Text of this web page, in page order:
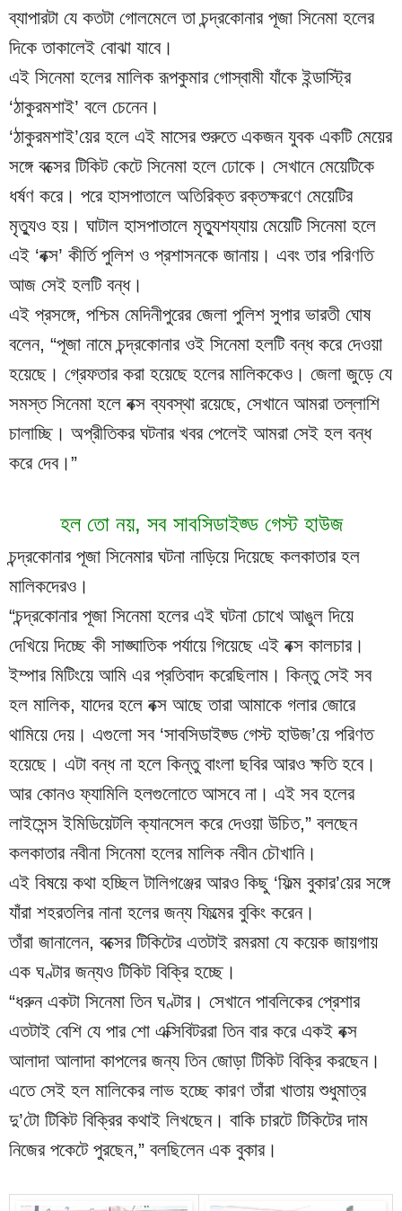
ব্যাপারটা যে কতটা গোলমেলে তা চন্দ্রকোনার পূজা সিনেমা হলের
দিকে তাকালেই বোঝা যাবে।
এই সিনেমা হলের মালিক রূপকুমার গোস্বামী যাঁকে ইন্ডাস্ট্রি
‘ঠাকুরমশাই’ বলে চেনেন।
‘ঠাকুরমশাই’য়ের হলে এই মাসের শুরুতে একজন যুবক একটি মেয়ের
সঙ্গে বক্সের টিকিট কেটে সিনেমা হলে ঢোকে। সেখানে মেয়েটিকে
ধর্ষণ করে। পরে হাসপাতালে অতিরিক্ত রক্তক্ষরণে মেয়েটির
মৃত্যুও হয়। ঘাটাল হাসপাতালে মৃত্যুশয্যায় মেয়েটি সিনেমা হলে
এই ‘বক্স’ কীর্তি পুলিশ ও প্রশাসনকে জানায়। এবং তার পরিণতি
আজ সেই হলটি বন্ধ।
এই প্রসঙ্গে, পশ্চিম মেদিনীপুরের জেলা পুলিশ সুপার ভারতী ঘোষ
বলেন, “পূজা নামে চন্দ্রকোনার ওই সিনেমা হলটি বন্ধ করে দেওয়া
হয়েছে। গ্রেফতার করা হয়েছে হলের মালিককেও। জেলা জুড়ে যে
সমস্ত সিনেমা হলে বক্স ব্যবস্থা রয়েছে, সেখানে আমরা তল্লাশি
চালাচ্ছি। অপ্রীতিকর ঘটনার খবর পেলেই আমরা সেই হল বন্ধ
করে দেব।”
হল তো নয়, সব সাবসিডাইজ্ড গেস্ট হাউজ
চন্দ্রকোনার পূজা সিনেমার ঘটনা নাড়িয়ে দিয়েছে কলকাতার হল
মালিকদেরও।
“চন্দ্রকোনার পূজা সিনেমা হলের এই ঘটনা চোখে আঙুল দিয়ে
দেখিয়ে দিচ্ছে কী সাঙ্ঘাতিক পর্যায়ে গিয়েছে এই বক্স কালচার।
ইম্পার মিটিংয়ে আমি এর প্রতিবাদ করেছিলাম। কিন্তু সেই সব
হল মালিক, যাদের হলে বক্স আছে তারা আমাকে গলার জোরে
থামিয়ে দেয়। এগুলো সব ‘সাবসিডাইজ্ড গেস্ট হাউজ’য়ে পরিণত
হয়েছে। এটা বন্ধ না হলে কিন্তু বাংলা ছবির আরও ক্ষতি হবে।
আর কোনও ফ্যামিলি হলগুলোতে আসবে না। এই সব হলের
লাইসেন্স ইমিডিয়েটলি ক্যানসেল করে দেওয়া উচিত,” বলছেন
কলকাতার নবীনা সিনেমা হলের মালিক নবীন চৌখানি।
এই বিষয়ে কথা হচ্ছিল টালিগঞ্জের আরও কিছু ‘ফিল্ম বুকার’য়ের সঙ্গে
যাঁরা শহরতলির নানা হলের জন্য ফিল্মের বুকিং করেন।
তাঁরা জানালেন, বক্সের টিকিটের এতটাই রমরমা যে কয়েক জায়গায়
এক ঘণ্টার জন্যও টিকিট বিক্রি হচ্ছে।
“ধরুন একটা সিনেমা তিন ঘণ্টার। সেখানে পাবলিকের প্রেশার
এতটাই বেশি যে পার শো এক্সিবিটররা তিন বার করে একই বক্স
আলাদা আলাদা কাপলের জন্য তিন জোড়া টিকিট বিক্রি করছেন।
এতে সেই হল মালিকের লাভ হচ্ছে কারণ তাঁরা খাতায় শুধুমাত্র
দু’টো টিকিট বিক্রির কথাই লিখছেন। বাকি চারটে টিকিটের দাম
নিজের পকেটে পুরছেন,” বলছিলেন এক বুকার।